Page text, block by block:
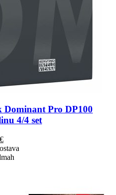
Dominant Pro DP100
4/4 set
€Trenutna
cijena
je: